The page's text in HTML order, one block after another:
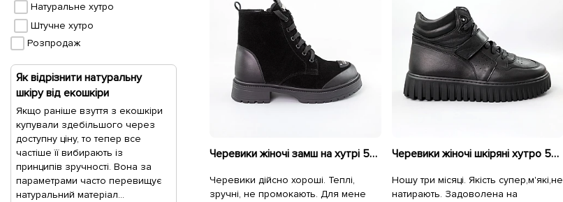
Натуральне хутро
Штучне хутро
Розпродаж
Як відрізнити натуральну
шкіру від екошкіри
Якщо раніше взуття з екошкіри
купували здебільшого через
доступну ціну, то тепер все
частіше її вибирають із
принципів зручності. Вона за
параметрами часто перевищує
натуральний матеріал...
Черевики жіночі замш на хутрі 592699 Чорні
Черевики дійсно хороші. Теплі,
зручні, не промокають. Для мене
Черевики жіночі шкіряні хутро 591097 Чорні
Ношу три місяці. Якість супер,м'які,не
натирають. Задоволена на